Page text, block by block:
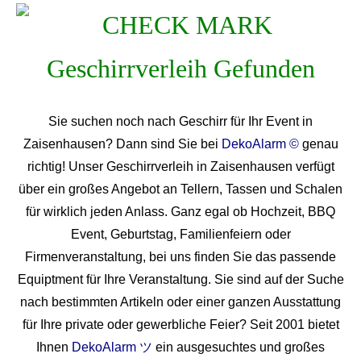
Sie suchen noch nach Geschirr für Ihr Event in
Zaisenhausen? Dann sind Sie bei DekoAlarm ©genau
richtig! Unser Geschirrverleih in Zaisenhausen verfügt
über ein großes Angebot an Tellern, Tassen und Schalen
für wirklich jeden Anlass. Ganz egal ob Hochzeit, BBQ
Event, Geburtstag, Familienfeiern oder
Firmenveranstaltung, bei uns finden Sie das passende
Equiptment für Ihre Veranstaltung. Sie sind auf der Suche
nach bestimmten Artikeln oder einer ganzen Ausstattung
für Ihre private oder gewerbliche Feier? Seit 2001 bietet
Ihnen DekoAlarm ツ ein ausgesuchtes und großes